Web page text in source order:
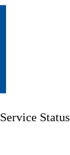
Service Status